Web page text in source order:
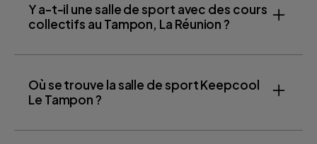
Y a-t-il une salle de sport avec des cours
collectifs au Tampon, La Réunion ?
Où se trouve la salle de sport Keepcool
Le Tampon ?